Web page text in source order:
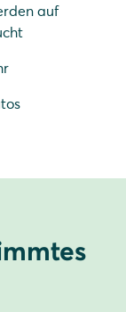
auf